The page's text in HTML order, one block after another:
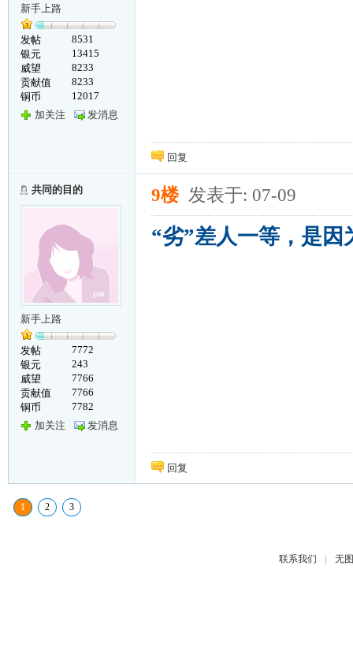
新手上路
发帖
8531
银元
13415
威望
8233
贡献值
8233
铜币
12017
加关注
发消息
回复
共同的目的
新手上路
发帖
7772
银元
243
威望
7766
贡献值
7766
铜币
7782
加关注
发消息
9楼 发表于: 07-09
“劣”差人一等，是
回复
1 2 3
联系我们 | 无